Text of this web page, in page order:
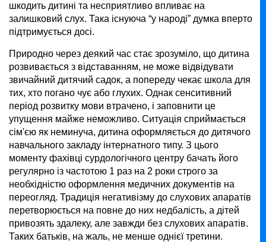
шкодить дитині та несприятливо впливає на
залишковий слух. Така існуюча “у народі” думка вперто
підтримується досі.
Природно через деякий час стає зрозуміло, що дитина
розвивається з відставанням, не може відвідувати
звичайний дитячий садок, а попереду чекає школа для
тих, хто погано чує або глухих. Однак сенситивний
період розвитку мови втрачено, і заповнити це
упущення майже неможливо. Ситуація сприймається
сім'єю як неминуча, дитина оформляється до дитячого
навчального закладу інтернатного типу. З цього
моменту фахівці сурдологічного центру бачать його
регулярно із частотою 1 раз на 2 роки строго за
необхідністю оформлення медичних документів на
переогляд. Традиція негативізму до слухових апаратів
перетворюється на повне до них недбалість, а дітей
привозять здалеку, але завжди без слухових апаратів.
Таких батьків, на жаль, не менше однієї третини.